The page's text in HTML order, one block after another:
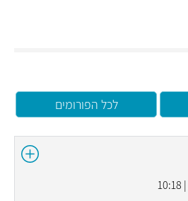
לכל הפורומים